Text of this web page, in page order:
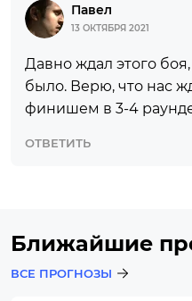
Павел
13 ОКТЯБРЯ 2021
Давно ждал этого
было. Верю, что нас
финишем в 3-4
ОТВЕТИТЬ
Ближайшие
ВСЕ ПРОГНОЗЫ